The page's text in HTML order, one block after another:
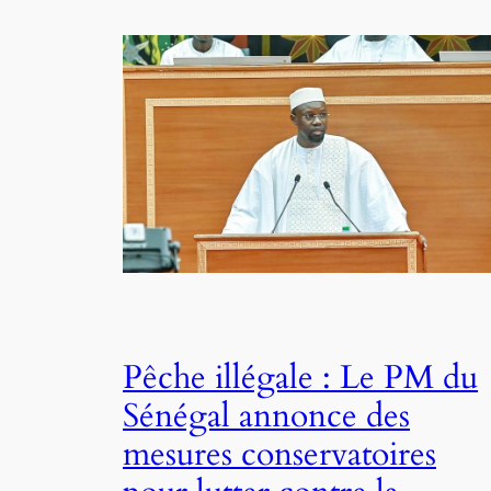
Pêche illégale : Le PM du
Sénégal annonce des
mesures conservatoires